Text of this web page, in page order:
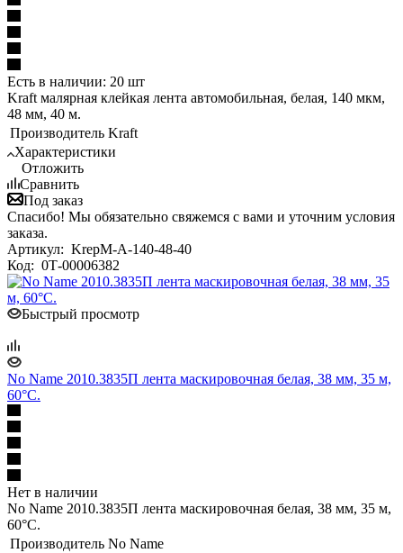
Есть в наличии: 20 шт
Kraft малярная клейкая лента автомобильная, белая, 140 мкм,
48 мм, 40 м.
Производитель Kraft
Характеристики
Отложить
Сравнить
Под заказ
Спасибо! Мы обязательно свяжемся с вами и уточним условия
заказа.
Артикул: KrepM-A-140-48-40
Код: 0Т-00006382
Быстрый просмотр
No Name 2010.3835П лента маскировочная белая, 38 мм, 35 м,
60°С.
Нет в наличии
No Name 2010.3835П лента маскировочная белая, 38 мм, 35 м,
60°С.
Производитель No Name